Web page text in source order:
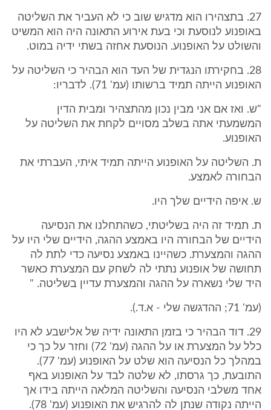
27. בתצהירו הוא מדגיש שוב כי לא העביר את השליטה
באופנוע לנוסעת וכי בעת אירוע התאונה היה הוא המשיט
והשולט על האופנוע. הנוסעת אחזה בשתי ידיה במוט.
28. בחקירתו הנגדית של העד הוא הבהיר כי השליטה על
האופנוע הייתה תמיד ברשותו (עמ' 71). לדבריו:
"ש. ואז אם אני מבין נכון מהתצהיר ומבית הדין
המשמעתי אתה בשלב מסויים לקחת את השליטה על
האופנוע.
ת. השליטה על האופנוע הייתה תמיד איתי, העברתי את
הבחורה לאמצע.
ש. איפה הידיים שלך היו.
ת. תמיד זה היה בשליטתי, כשהתחלנו את הנסיעה
הידיים של הבחורה היו באמצע ההגה, הידיים שלי היו על
ההגה והמצערת. כשהיינו באמצע נסיעה כדי לתת לה
תחושה של אופנוע נתתי לה לשחק עם המצערת כאשר
היד שלי נשארה על ההגה והמצערת עדיין בשליטה. "
(עמ' 71; ההדגשה שלי - א.ד.).
29. דוד הבהיר כי בזמן התאונה ידיה של אלישבע לא היו
כלל על המצערת או על ההגה (עמ' 72) וחזר על כך כי
במהלך כל הנסיעה הוא שלט על האופנוע (עמ' 77).
התובעת, כך גרסתו, לא שלטה לבד על האופנוע באף
אחד משלבי הנסיעה והשליטה המלאה הייתה בידו אך
הייתה נקודה שנתן לה להרגיש את האופנוע (עמ' 78).